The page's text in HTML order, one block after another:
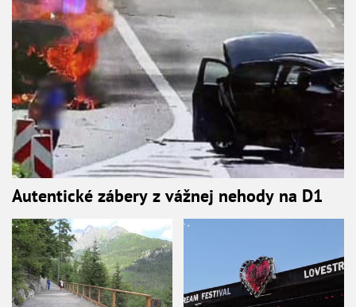
Autentické zábery z vážnej nehody na D1